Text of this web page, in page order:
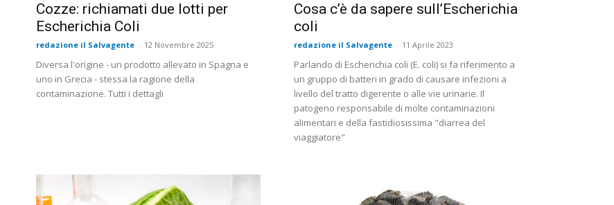
Cozze: richiamati due lotti per
Escherichia Coli
redazione il Salvagente - 12 Novembre 2025
Diversa l'origine - un prodotto allevato in Spagna e
uno in Grecia - stessa la ragione della
contaminazione. Tutti i dettagli
Cosa c’è da sapere sull’Escherichia
coli
redazione il Salvagente - 11 Aprile 2023
Parlando di Escherichia coli (E. coli) si fa riferimento a
un gruppo di batteri in grado di causare infezioni a
livello del tratto digerente o alle vie urinarie. Il
patogeno responsabile di molte contaminazioni
alimentari e della fastidiosissima "diarrea del
viaggiatore"